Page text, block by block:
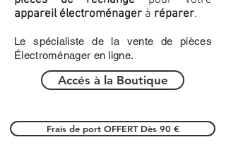
appareil électroménager à réparer.
Le spécialiste de la vente de pièces
Électroménager en ligne.
Accés à la Boutique
Frais de port OFFERT Dès 90 €